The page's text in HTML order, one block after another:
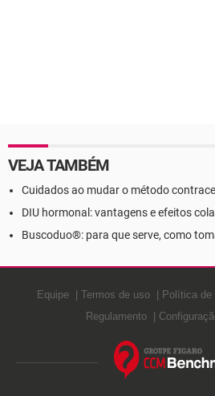
VEJA TAMBÉM
Cuidados ao mudar o método
DIU hormonal: vantagens e efeitos
Buscoduo®: para que serve, como
Equipe Termos de uso Política de
Regulamento